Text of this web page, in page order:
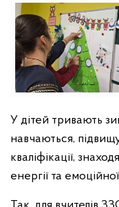
У дітей тривають
навчаються,
кваліфікації,
енергії та